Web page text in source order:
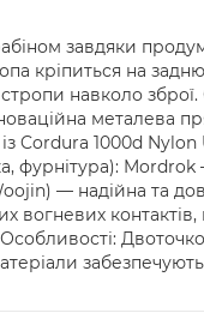
завдяки
кріпиться на
навколо
металева
Cordura 1000d
фурнітура):
— надійна та
вогневих
забезпечують